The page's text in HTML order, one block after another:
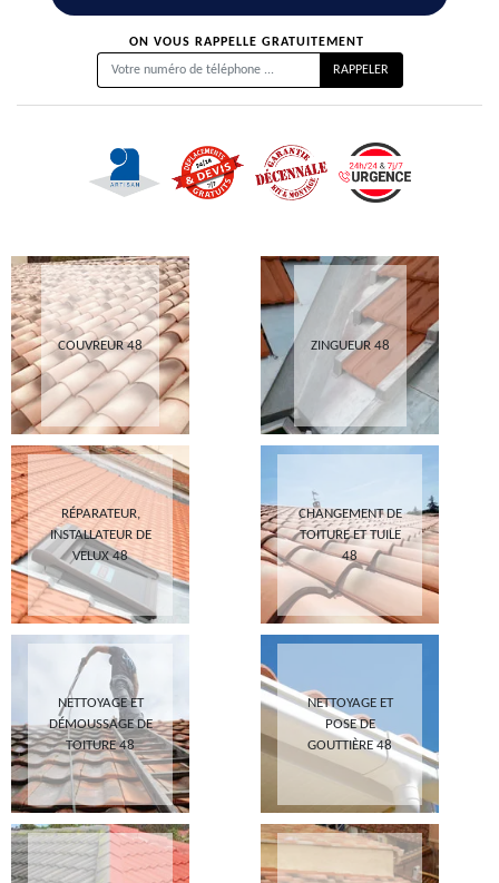
ON VOUS RAPPELLE GRATUITEMENT
COUVREUR 48 ZINGUEUR 48
RÉPARATEUR,
INSTALLATEUR DE
VELUX 48
CHANGEMENT DE
TOITURE ET TUILE
48
NETTOYAGE ET
DÉMOUSSAGE DE
TOITURE 48
NETTOYAGE ET
POSE DE
GOUTTIÈRE 48